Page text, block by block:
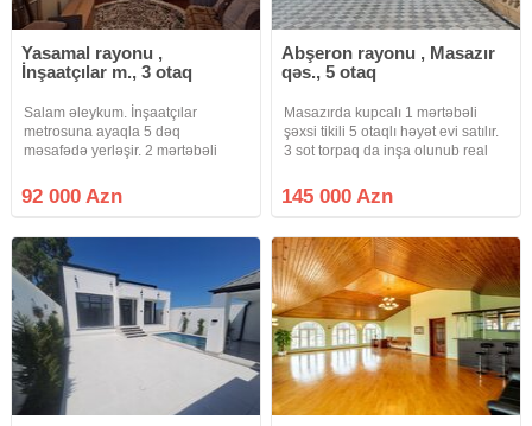
Yasamal rayonu ,
İnşaatçılar m., 3 otaq
Salam əleykum. İnşaatçılar
metrosuna ayaqla 5 dəq
məsafədə yerləşir. 2 mərtəbəli
tikili sahəsi 65kv.m 3 otaqli həyət
evi 92000 manata satilir. Sənədi:
92 000 Azn
Abşeron rayonu , Masazır
qəs., 5 otaq
Masazırda kupcalı 1 mərtəbəli
şəxsi tikili 5 otaqlı həyət evi satılır.
3 sot torpaq da inşa olunub real
145 000 Azn